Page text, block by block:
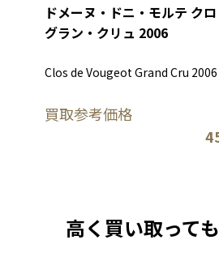
ドメーヌ・ドニ・モルテ ク
グラン・クリュ 2006
Clos de Vougeot Grand Cru 2006
買取参考価格
高く買い取って